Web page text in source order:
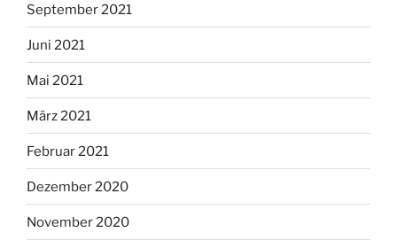
September 2021
Juni 2021
Mai 2021
März 2021
Februar 2021
Dezember 2020
November 2020